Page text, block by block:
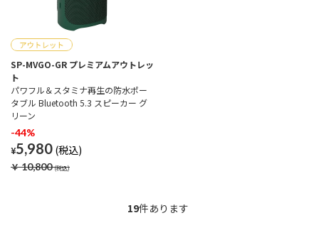
SP-MVGO-GR プレミアムアウトレッ
ト
パワフル＆スタミナ再生の防水ポー
タブル Bluetooth 5.3 スピーカー グ
リーン
-44%
¥5,980
￥10,800
19件あります